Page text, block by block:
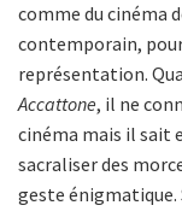
comme du cinéma
contemporain,
représentation.
Accattone, il ne
cinéma mais il sait
sacraliser des
geste énigmatique.